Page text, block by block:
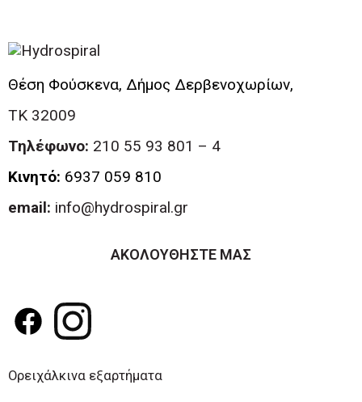
Θέση Φούσκενα, Δήμος Δερβενοχωρίων,
ΤΚ 32009
Τηλέφωνο: 210 55 93 801 – 4
Κινητό: 6937 059 810
email: info@hydrospiral.gr
ΑΚΟΛΟΥΘΗΣΤΕ ΜΑΣ
Ορειχάλκινα εξαρτήματα